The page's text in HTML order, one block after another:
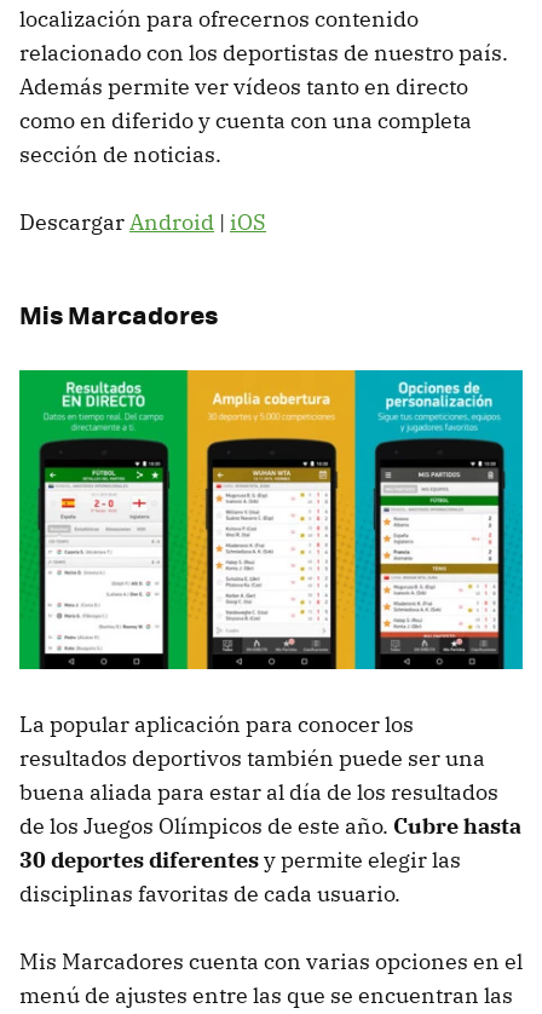
localización para ofrecernos contenido
relacionado con los deportistas de nuestro país.
Además permite ver vídeos tanto en directo
como en diferido y cuenta con una completa
sección de noticias.
DescargarAndroid | iOS
Mis Marcadores
La popular aplicación para conocer los
resultados deportivos también puede ser una
buena aliada para estar al día de los resultados
de los Juegos Olímpicos de este año. Cubre hasta
30 deportes diferentesy permite elegir las
disciplinas favoritas de cada usuario.
Mis Marcadores cuenta con varias opciones en el
menú de ajustes entre las que se encuentran las